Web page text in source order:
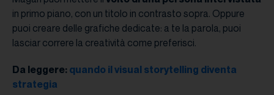
in primo piano, con un titolo in contrasto sopra. Oppure
puoi creare delle grafiche dedicate: a te la parola, puoi
lasciar correre la creatività come preferisci.
Da leggere: quando il visual storytelling diventa
strategia